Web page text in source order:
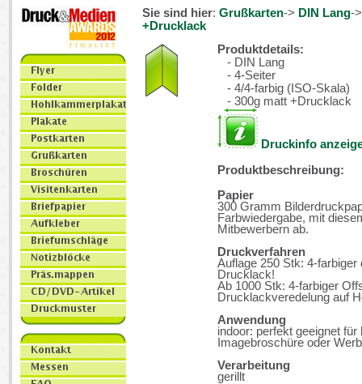
Sie sind hier: Grußkarten-> DIN Lang-
+Drucklack
Produktdetails:
- DIN Lang
- 4-Seiter
- 4/4-farbig (ISO-Skala)
- 300g matt +Drucklack
Druckinfo
Produktbeschreibung:
Papier
300 Gramm
Farbwiedergabe, mit
Mitbewerbern ab.
Druckverfahren
Auflage 250 Stk: 4-
Drucklack!
Ab 1000 Stk: 4-farbiger
Drucklackveredelung auf
Anwendung
indoor: perfekt geeignet
Imagebroschüre oder
Verarbeitung
gerillt